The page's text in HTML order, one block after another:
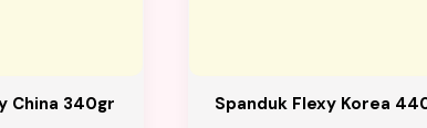
China 340gr Spanduk Flexy Korea